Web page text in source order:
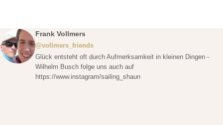
Frank Vollmers
@vollmers_friends
Glück entsteht oft durch Aufmerksamkeit in kleinen Dingen -
Wilhelm Busch folge uns auch auf
https://www.instagram/sailing_shaun